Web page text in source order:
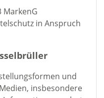
MarkenG
in Anspruch
und
insbesondere